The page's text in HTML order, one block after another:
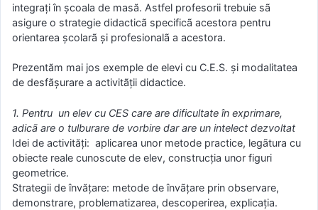
integraţi în școala de masă. Astfel profesorii trebuie sã
asigure o strategie didacticã specificã acestora pentru
orientarea şcolarã şi profesionalã a acestora.
Prezentăm mai jos exemple de elevi cu C.E.S. şi modalitatea
de desfãşurare a activitãţii didactice.
1. Pentru un elev cu CES care are dificultate în exprimare,
adicã are o tulburare de vorbire dar are un intelect dezvoltat
Idei de activități: aplicarea unor metode practice, legãtura cu
obiecte reale cunoscute de elev, construcţia unor figuri
geometrice.
Strategii de învățare: metode de învãţare prin observare,
demonstrare, problematizarea, descoperirea, explicaţia.